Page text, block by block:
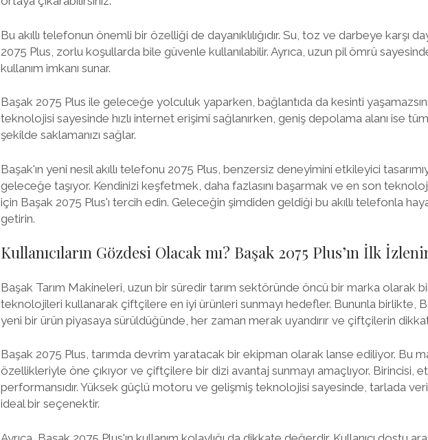
Bu akıllı telefonun önemli bir özelliği de dayanıklılığıdır. Su, toz ve darbeye karşı
2075 Plus, zorlu koşullarda bile güvenle kullanılabilir. Ayrıca, uzun pil ömrü
kullanım imkanı sunar.
Başak 2075 Plus ile geleceğe yolculuk yaparken, bağlantıda da kesinti
teknolojisi sayesinde hızlı internet erişimi sağlanırken, geniş depolama alanı ise
şekilde saklamanızı sağlar.
Başak'ın yeni nesil akıllı telefonu 2075 Plus, benzersiz deneyimini etkileyici
geleceğe taşıyor. Kendinizi keşfetmek, daha fazlasını başarmak ve en son
için Başak 2075 Plus'ı tercih edin. Geleceğin şimdiden geldiği bu akıllı telefonla
getirin.
Kullanıcıların Gözdesi Olacak mı? Başak 2075 Plus’ın İlk
Başak Tarım Makineleri, uzun bir süredir tarım sektöründe öncü bir marka olarak
teknolojileri kullanarak çiftçilere en iyi ürünleri sunmayı hedefler. Bununla birlikte,
yeni bir ürün piyasaya sürüldüğünde, her zaman merak uyandırır ve çiftçilerin
Başak 2075 Plus, tarımda devrim yaratacak bir ekipman olarak lanse ediliyor. Bu
özellikleriyle öne çıkıyor ve çiftçilere bir dizi avantaj sunmayı amaçlıyor. Birincisi,
performansıdır. Yüksek güçlü motoru ve gelişmiş teknolojisi sayesinde, tarlada
ideal bir seçenektir.